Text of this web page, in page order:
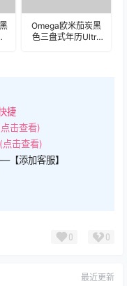
Omega欧米茄炭黑
色三盘式年历Ultra
捷
击查看)
(点击查看)
【添加客服】
0 0
最近更新